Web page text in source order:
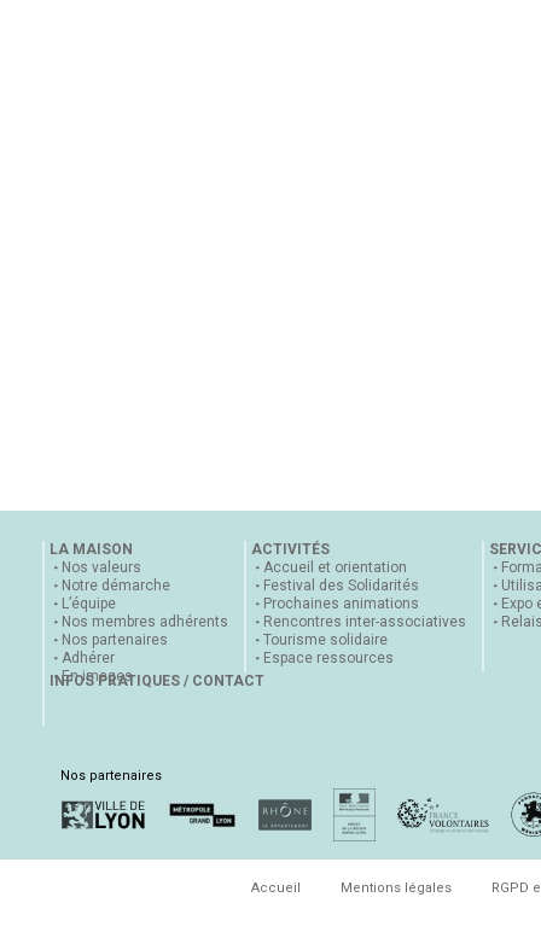
LA MAISON
Nos valeurs
Notre démarche
L’équipe
Nos membres adhérents
Nos partenaires
Adhérer
En images
ACTIVITÉS
Accueil et orientation
Festival des Solidarités
Prochaines animations
Rencontres inter-associatives
Tourisme solidaire
Espace ressources
Expo
INFOS PRATIQUES / CONTACT
Nos partenaires
Accueil Mentions légales RGPD